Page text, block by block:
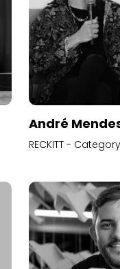
André
RECKITT -